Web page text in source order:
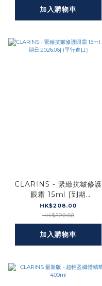
加入購物車
CLARINS - 緊緻抗皺修護
眼霜 15ml [到期
日:2026.06] (平行進口)
HK$208.00
HK$520.00
加入購物車